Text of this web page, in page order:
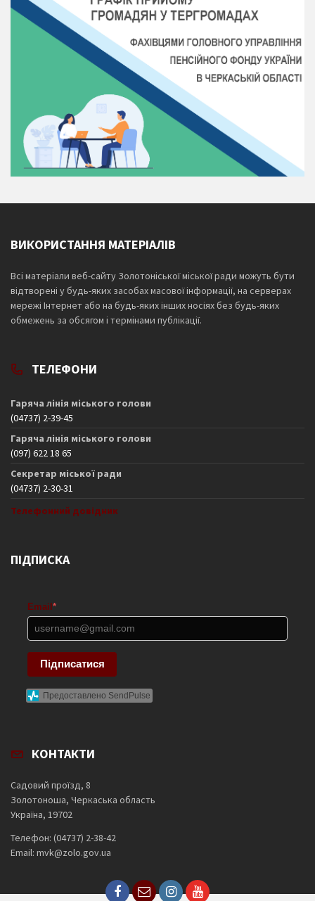
ВИКОРИСТАННЯ МАТЕРІАЛІВ
Всі матеріали веб-сайту Золотоніської міської ради можуть бути
відтворені у будь-яких засобах масової інформації, на серверах
мережі Інтернет або на будь-яких інших носіях без будь-яких
обмежень за обсягом і термінами публікації.
ТЕЛЕФОНИ
Гаряча лінія міського голови
(04737) 2-39-45
Гаряча лінія міського голови
(097) 622 18 65
Секретар міської ради
(04737) 2-30-31
Телефонний довідник
ПІДПИСКА
Email *
Підписатися
Предоставлено SendPulse
КОНТАКТИ
Садовий проїзд, 8
Золотоноша, Черкаська область
Україна, 19702
Телефон: (04737) 2-38-42
Email: mvk@zolo.gov.ua